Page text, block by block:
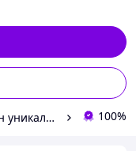
Продавец Острів Скарбів ТМ - магазин уникальних подарков 100%